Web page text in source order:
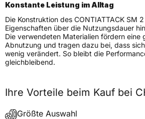
Schlauchtyp
TL
Zustand
Neureifen
M+S
Nein
Motorrad Kennzeichnung
M/C
Allgemeine Produktsicherheit (GPSR)
Konstante Leistung im Alltag
Die Konstruktion des CONTIATTACK SM
Eigenschaften über die Nutzungsdauer
Die verwendeten Materialien fördern eine
Abnutzung und tragen dazu bei, dass
wenig verändert. So bleibt die
gleichbleibend.
Ihre Vorteile beim Kauf bei
Größte Auswahl